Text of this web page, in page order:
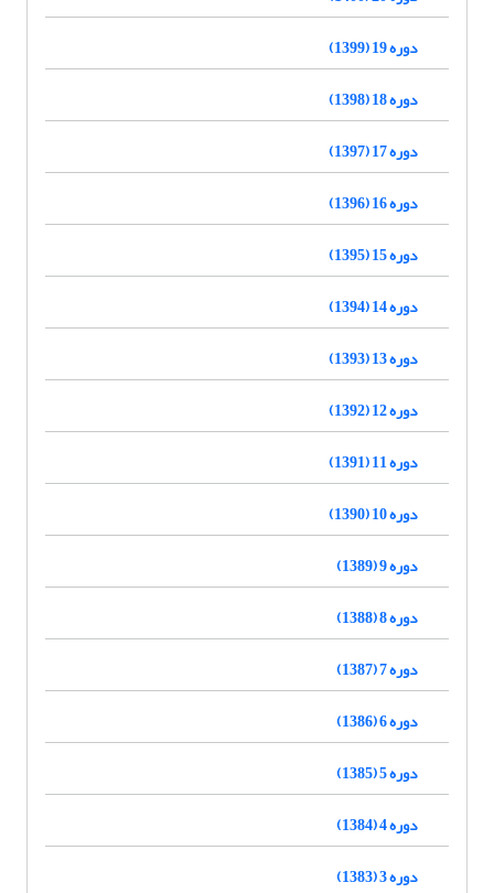
دوره 19 (1399)
دوره 18 (1398)
دوره 17 (1397)
دوره 16 (1396)
دوره 15 (1395)
دوره 14 (1394)
دوره 13 (1393)
دوره 12 (1392)
دوره 11 (1391)
دوره 10 (1390)
دوره 9 (1389)
دوره 8 (1388)
دوره 7 (1387)
دوره 6 (1386)
دوره 5 (1385)
دوره 4 (1384)
دوره 3 (1383)